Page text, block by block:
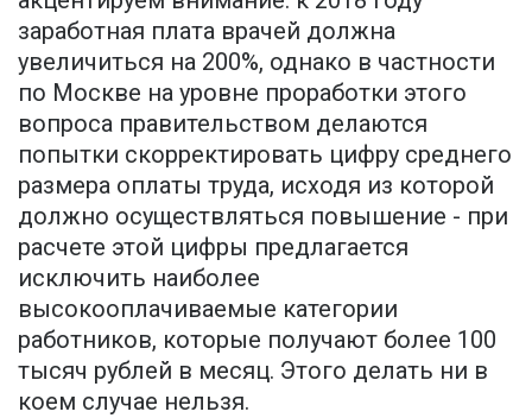
заработная плата врачей должна
увеличиться на 200%, однако в частности
по Москве на уровне проработки этого
вопроса правительством делаются
попытки скорректировать цифру среднего
размера оплаты труда, исходя из которой
должно осуществляться повышение - при
расчете этой цифры предлагается
исключить наиболее
высокооплачиваемые категории
работников, которые получают более 100
тысяч рублей в месяц. Этого делать ни в
коем случае нельзя.